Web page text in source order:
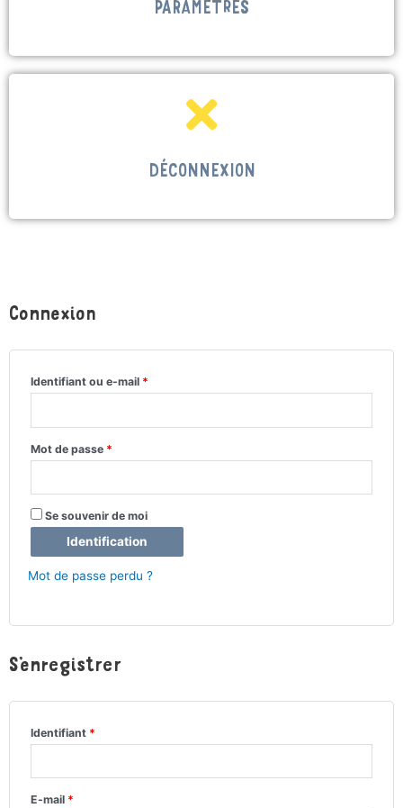
PARAMÈTRES
DÉCONNEXION
Connexion
Identifiant ou e-mail *
Mot de passe *
Se souvenir de moi
Identification
Mot de passe perdu ?
S’enregistrer
Identifiant *
E-mail *